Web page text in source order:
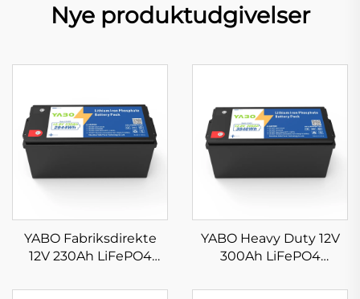
Nye produktudgivelser
YABO Fabriksdirekte
12V 230Ah LiFePO4
Højtydende Lithium-
YABO Heavy Duty 12V
300Ah LiFePO4
Genopladeligt Lithium-